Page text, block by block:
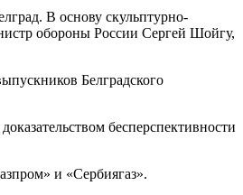
В основу скульптурно-
обороны России Сергей Шойгу,
Белградского
бесперспективности
и «Сербиягаз».